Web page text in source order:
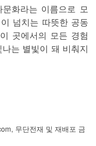
화라는 이름으로 모
넘치는 따뜻한 공동
곳에서의 모든 경험
는 별빛이 돼 비춰지
무단전재 및 재배포 금